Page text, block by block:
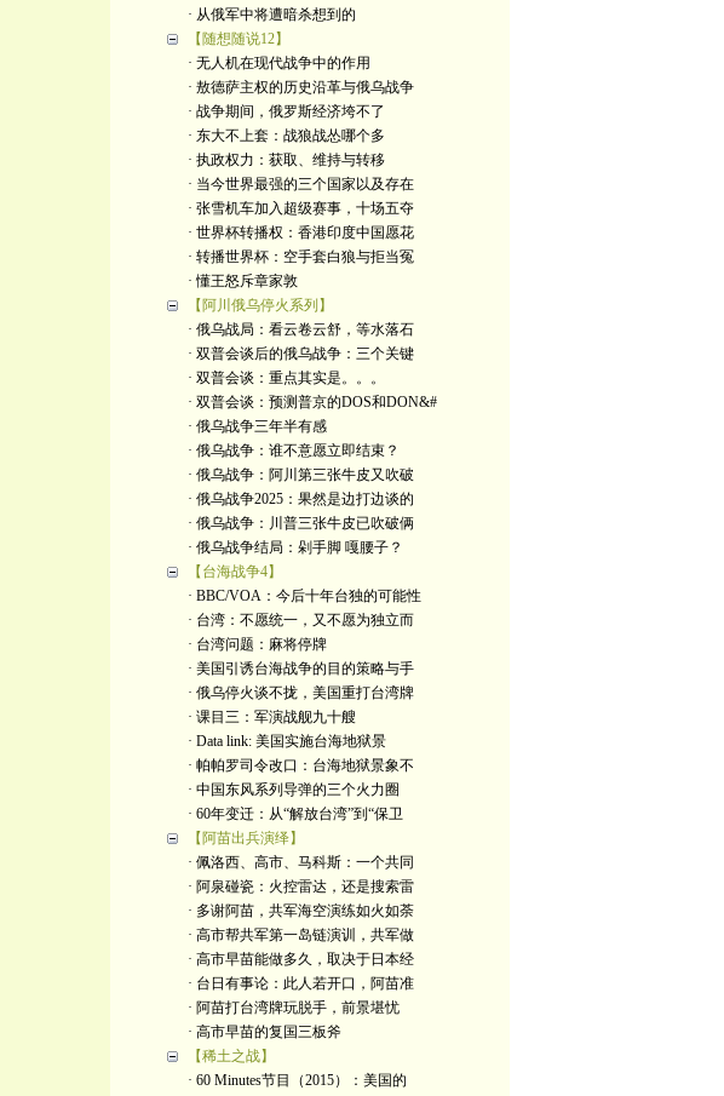
· 从俄军中将遭暗杀想到的
【随想随说12】
· 无人机在现代战争中的作用
· 敖德萨主权的历史沿革与俄乌战争
· 战争期间，俄罗斯经济垮不了
· 东大不上套：战狼战怂哪个多
· 执政权力：获取、维持与转移
· 当今世界最强的三个国家以及存在
· 张雪机车加入超级赛事，十场五夺
· 世界杯转播权：香港印度中国愿花
· 转播世界杯：空手套白狼与拒当冤
· 懂王怒斥章家敦
【阿川俄乌停火系列】
· 俄乌战局：看云卷云舒，等水落石
· 双普会谈后的俄乌战争：三个关键
· 双普会谈：重点其实是。。。
· 双普会谈：预测普京的DOS和DON&#
· 俄乌战争三年半有感
· 俄乌战争：谁不意愿立即结束？
· 俄乌战争：阿川第三张牛皮又吹破
· 俄乌战争2025：果然是边打边谈的
· 俄乌战争：川普三张牛皮已吹破俩
· 俄乌战争结局：剁手脚 嘎腰子？
【台海战争4】
· BBC/VOA：今后十年台独的可能性
· 台湾：不愿统一，又不愿为独立而
· 台湾问题：麻将停牌
· 美国引诱台海战争的目的策略与手
· 俄乌停火谈不拢，美国重打台湾牌
· 课目三：军演战舰九十艘
· Data link: 美国实施台海地狱景
· 帕帕罗司令改口：台海地狱景象不
· 中国东风系列导弹的三个火力圈
· 60年变迁：从“解放台湾”到“保卫
【阿苗出兵演绎】
· 佩洛西、高市、马科斯：一个共同
· 阿泉碰瓷：火控雷达，还是搜索雷
· 多谢阿苗，共军海空演练如火如荼
· 高市帮共军第一岛链演训，共军做
· 高市早苗能做多久，取决于日本经
· 台日有事论：此人若开口，阿苗准
· 阿苗打台湾牌玩脱手，前景堪忧
· 高市早苗的复国三板斧
【稀土之战】
· 60 Minutes节目（2015）：美国的